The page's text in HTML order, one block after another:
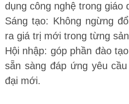
dụng công nghệ trong giáo
Sáng tạo: Không ngừng
ra giá trị mới trong từng
Hội nhập: góp phần đào
sẵn sàng đáp ứng yêu
đại mới.